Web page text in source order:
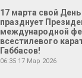
17 марта свой
празднует
международной
всестилевого
Габбасов!
06:35 17 Мар 2026